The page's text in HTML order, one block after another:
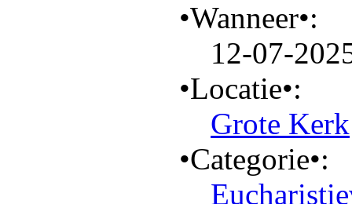
•Wanneer•:
12-07-
•Locatie•:
Grote Kerk
•Categorie•: